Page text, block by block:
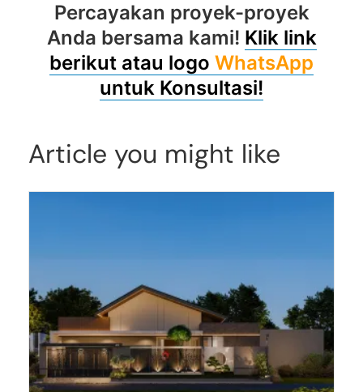
Percayakan proyek-proyek
Anda bersama kami! Klik link
berikut atau logo WhatsApp
untuk Konsultasi!
Article you might like